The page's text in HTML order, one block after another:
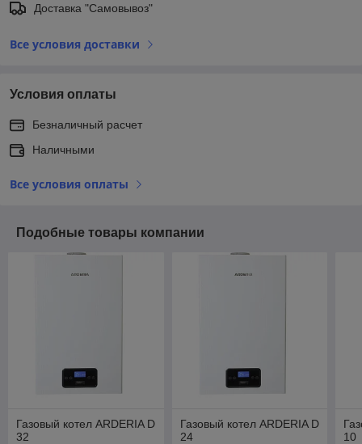
Доставка "Самовывоз"
Все условия доставки
Условия оплаты
Безналичный расчет
Наличными
Все условия оплаты
Подобные товары компании
Газовый котел ARDERIA D
32
Газовый котел ARDERIA D
24
10